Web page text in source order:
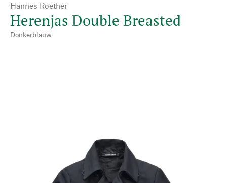
Hannes Roether
Herenjas Double Breasted
Donkerblauw